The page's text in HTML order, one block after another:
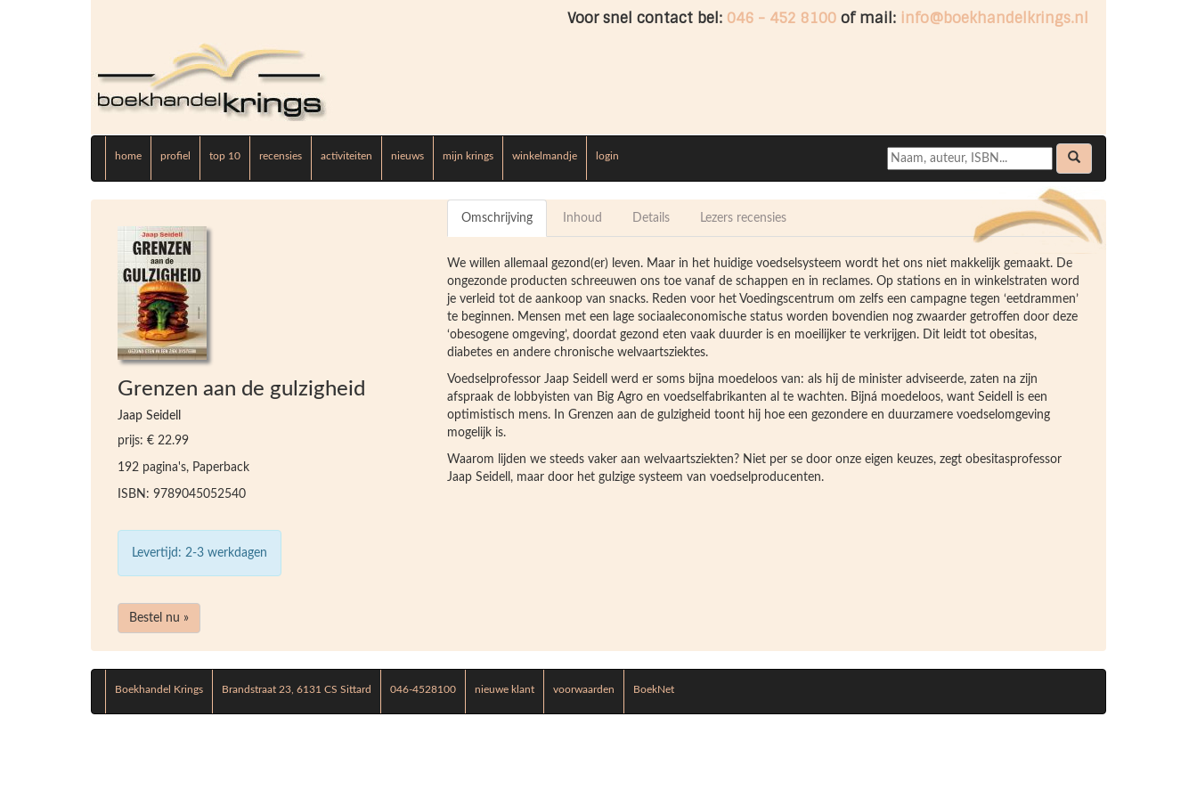
Voor snel contact bel: 046 - 452 8100 of mail: info@boekhandelkrings.nl
home profiel top 10 recensies activiteiten nieuws mijn krings winkelmandje login
Grenzen aan de gulzigheid
Jaap Seidell
prijs: € 22.99
192 pagina's, Paperback
ISBN: 9789045052540
Levertijd: 2-3 werkdagen
Bestel nu »
Omschrijving Inhoud Details Lezers recensies
We willen allemaal gezond(er) leven. Maar in het huidige voedselsysteem wordt het ons niet makkelijk gemaakt. De
ongezonde producten schreeuwen ons toe vanaf de schappen en in reclames. Op stations en in winkelstraten word
je verleid tot de aankoop van snacks. Reden voor het Voedingscentrum om zelfs een campagne tegen ‘eetdrammen’
te beginnen. Mensen met een lage sociaaleconomische status worden bovendien nog zwaarder getroffen door deze
‘obesogene omgeving’, doordat gezond eten vaak duurder is en moeilijker te verkrijgen. Dit leidt tot obesitas,
diabetes en andere chronische welvaartsziektes.
Voedselprofessor Jaap Seidell werd er soms bijna moedeloos van: als hij de minister adviseerde, zaten na zijn
afspraak de lobbyisten van Big Agro en voedselfabrikanten al te wachten. Bijná moedeloos, want Seidell is een
optimistisch mens. In Grenzen aan de gulzigheid toont hij hoe een gezondere en duurzamere voedselomgeving
mogelijk is.
Waarom lijden we steeds vaker aan welvaartsziekten? Niet per se door onze eigen keuzes, zegt obesitasprofessor
Jaap Seidell, maar door het gulzige systeem van voedselproducenten.
Boekhandel Krings Brandstraat 23, 6131 CS Sittard 046-4528100 nieuwe klant voorwaarden BoekNet